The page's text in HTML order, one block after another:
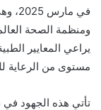
في
ومنظمة الصحة
يراعي المعايير
مستوى من الرعاية
تأتي هذه الجهود